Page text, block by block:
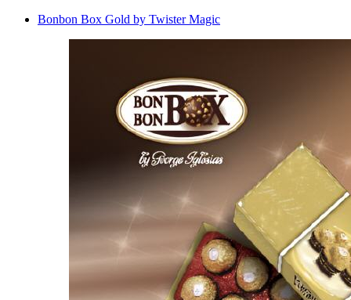
Bonbon Box Gold by Twister Magic